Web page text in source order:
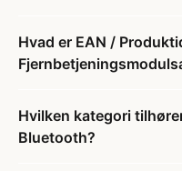
Hvad er EAN /
Hvilken kategori
Bluetooth?